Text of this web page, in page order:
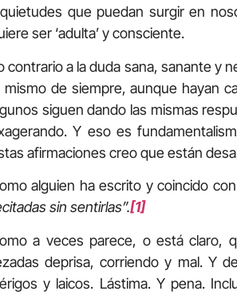
que puedan surgir en
ser ‘adulta’ y consciente.
contrario a la duda sana, sanante y
mismo de siempre, aunque hayan
siguen dando las mismas
Y eso es
afirmaciones creo que están
alguien ha escrito y coincido
sin sentirlas”.[1]
a veces parece, o está claro,
deprisa, corriendo y mal. Y
y laicos. Lástima. Y pena.